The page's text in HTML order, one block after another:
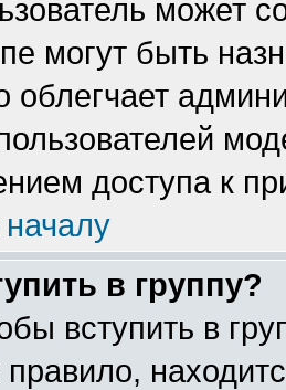
может
могут быть
облегчает
доступа к
в группу?
вступить в
правило,